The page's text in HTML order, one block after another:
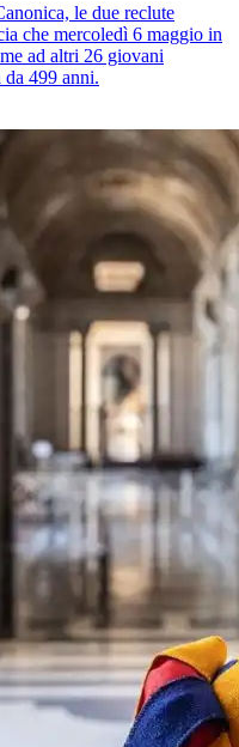
le due reclute
che mercoledì 6 maggio in
ad altri 26 giovani
499 anni.